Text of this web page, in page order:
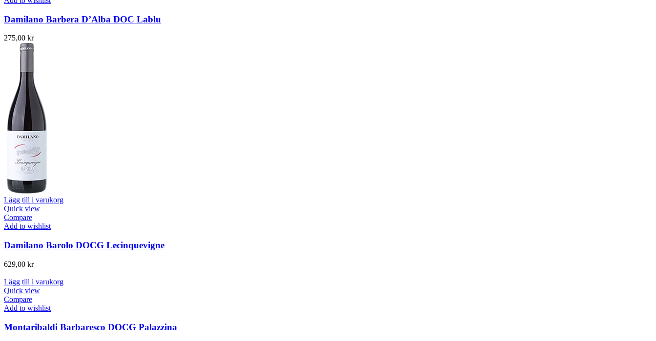
Damilano Barbera D’Alba DOC Lablu
275,00 kr
Lägg till i varukorg
Quick view
Compare
Add to wishlist
Damilano Barolo DOCG Lecinquevigne
629,00 kr
Lägg till i varukorg
Quick view
Compare
Add to wishlist
Montaribaldi Barbaresco DOCG Palazzina